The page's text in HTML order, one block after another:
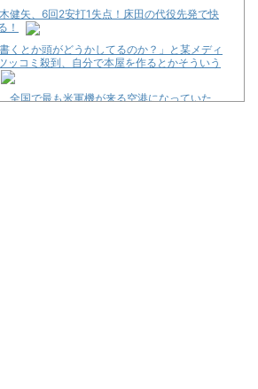
木健矢、6回2安打1失点！床田の代役先発で快
！
くとか頭がどうかしてるのか？」と某メディ
ッコミ殺到、自分で本屋を作るとかそういう
全国で最も米軍機が来る空港になっていた